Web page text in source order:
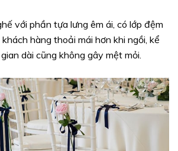
với phần tựa lưng êm ái, có lớp đệm
hàng thoải mái hơn khi ngồi, kể
dài cũng không gây mệt mỏi.